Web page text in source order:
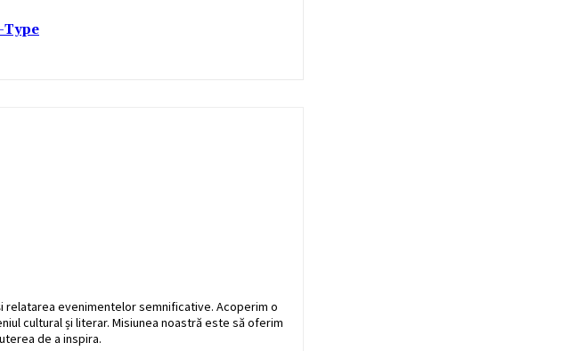
evenimentelor semnificative. Acoperim o
cultural și literar. Misiunea noastră este să oferim
de a inspira.